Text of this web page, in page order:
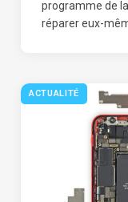
programme de
réparer eux-
ACTUALITÉ